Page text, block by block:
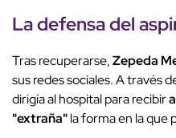
La defensa del
Tras recuperarse,Zepeda
sus redes sociales. A través
dirigía al hospital para recibir
"extraña"la forma en la que